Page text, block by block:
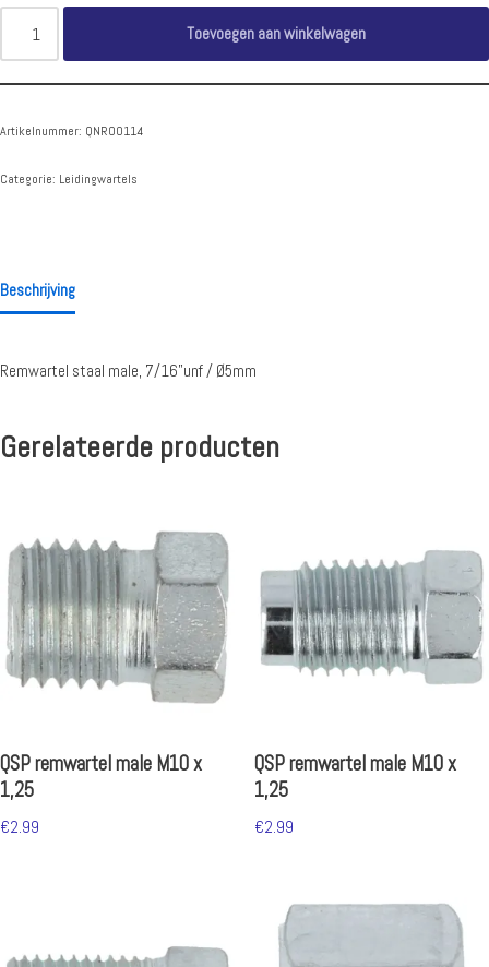
Toevoegen aan winkelwagen
Artikelnummer: QNR00114
Categorie: Leidingwartels
Beschrijving
Remwartel staal male, 7/16”unf / Ø5mm
Gerelateerde producten
QSP remwartel male M10 x
1,25
€2.99
QSP remwartel male M10 x
1,25
€2.99